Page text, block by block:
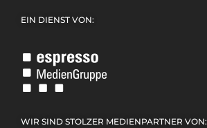
EIN DIENST VON:
WIR SIND STOLZER MEDIENPARTNER VON: